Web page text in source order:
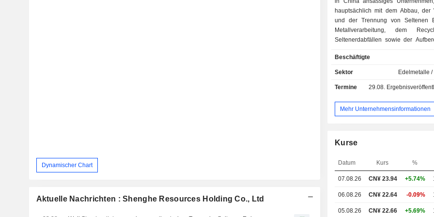
Dynamischer Chart
Aktuelle Nachrichten : Shenghe Resources Holding Co., Ltd
hauptsächlich mit dem Abbau, der
und der Trennung von Seltenen
Metallverarbeitung, dem
Seltenerdabfällen sowie der
vier Geschäftsbereichen
Geschäftsbereich Jiangxi befasst
Entwicklung, der Produktion und
von Seltenen Erden mittels
Geschäftsbereich Sichuan
von Produkten zur Verhüttung und
Das Segment Zirkon-Titan
vertreibt hauptsächlich Zirkon-
Unternehmen betreibt zudem
Unternehmens zählen
Beschäftigte
Sektor Edelmetalle
Termine 29.08.
Mehr Unternehmensinformationen
Kurse
Datum Kurs %
07.08.26 CN¥ 23.94 +5.74%
06.08.26 CN¥ 22.64 -0.09%
05.08.26 CN¥ 22.66 +5.69%